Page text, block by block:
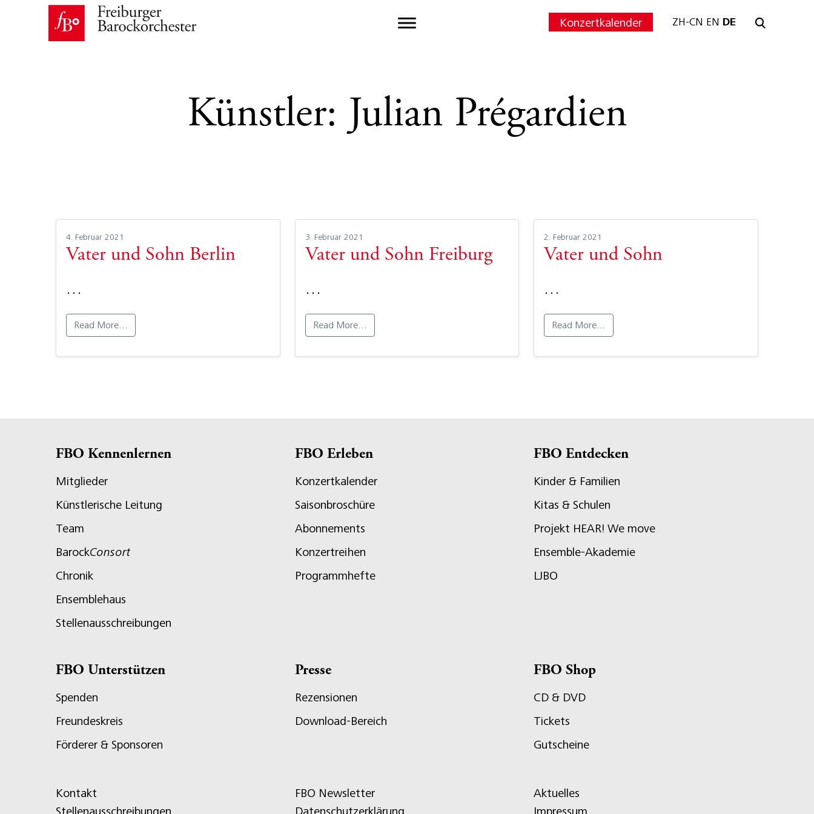
Konzertkalender ZH-CN EN DE
Künstler: Julian Prégardien
4. Februar 2021
Vater und Sohn Berlin
…
Read More…
3. Februar 2021
Vater und Sohn Freiburg
…
Read More…
2. Februar 2021
Vater und Sohn
…
Read More…
FBO Kennenlernen
Mitglieder
Künstlerische Leitung
Team
BarockConsort
Chronik
Ensemblehaus
Stellenausschreibungen
FBO Erleben
Konzertkalender
Saisonbroschüre
Abonnements
Konzertreihen
Programmhefte
FBO Entdecken
Kinder & Familien
Kitas & Schulen
Projekt HEAR! We move
Ensemble-Akademie
LJBO
FBO Unterstützen
Spenden
Freundeskreis
Förderer & Sponsoren
Presse
Rezensionen
Download-Bereich
FBO Shop
CD & DVD
Tickets
Gutscheine
Kontakt FBO Newsletter
Aktuelles